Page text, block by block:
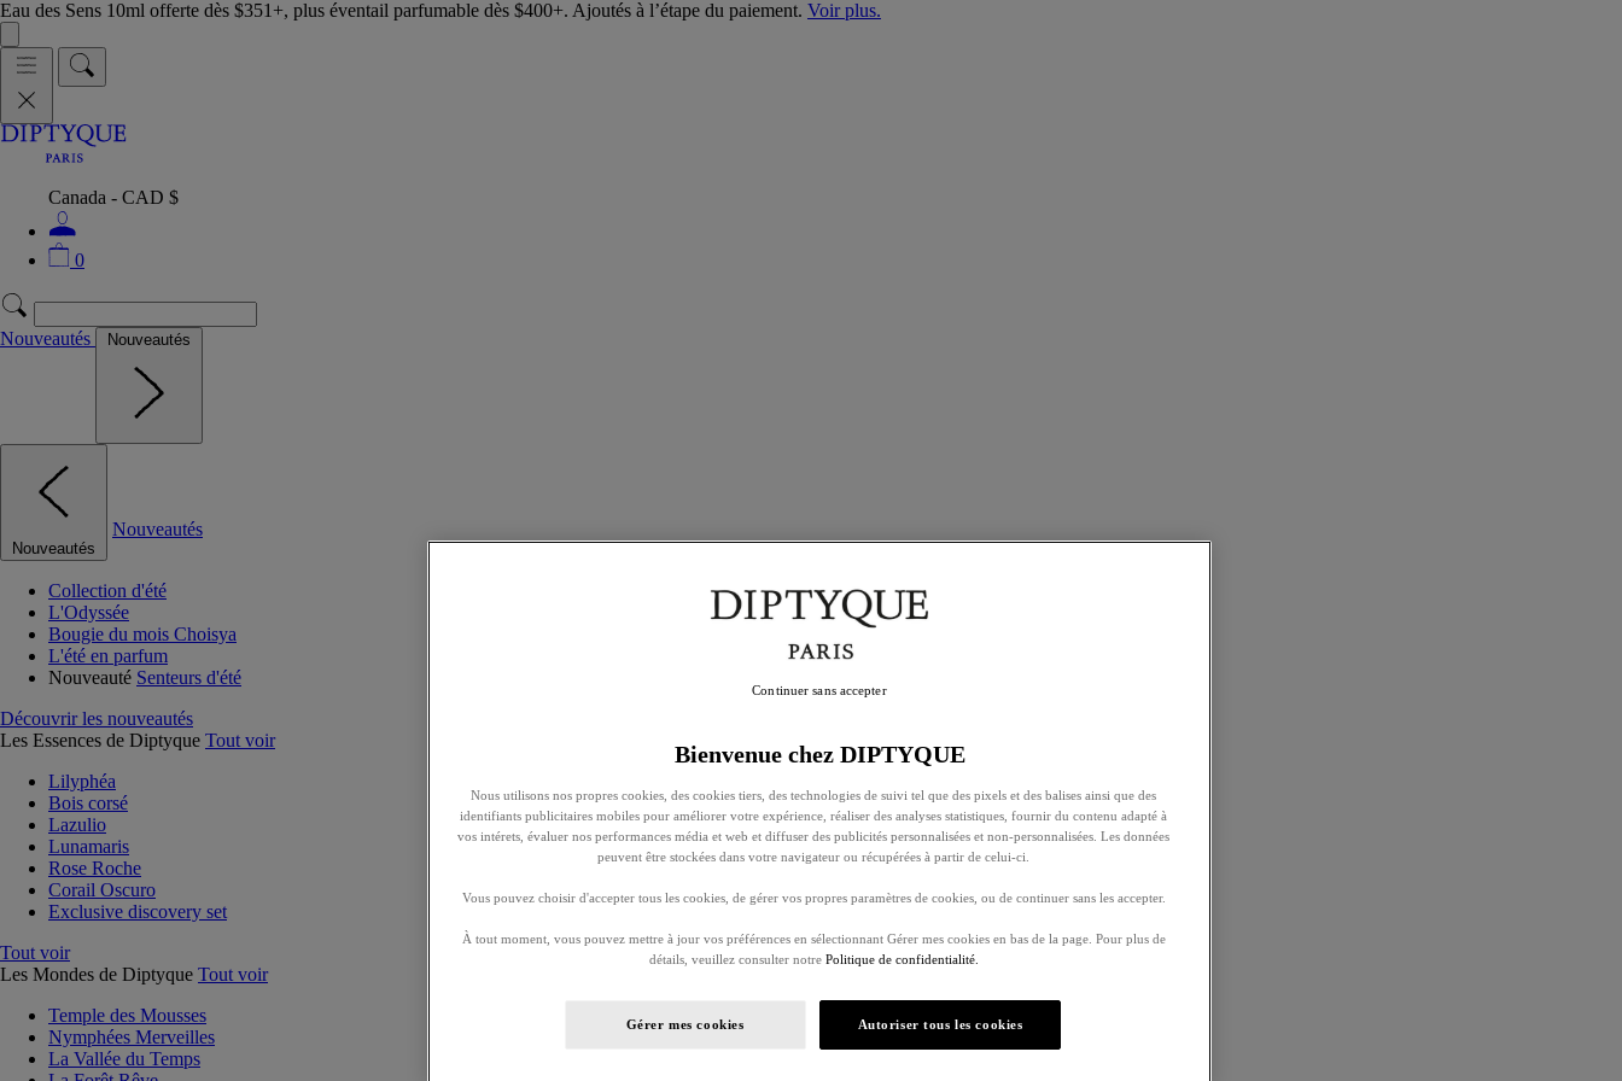
Eau des Sens 10ml offerte dès $351+, plus éventail parfumable dès $400+. Ajoutés à l’étape du paiement. Voir plus.
Canada - CAD $
0
Nouveautés Nouveautés
Nouveautés
Nouveautés
Collection d'été
L'Odyssée
Bougie du mois Choisya
L'été en parfum
Nouveauté Senteurs d'été
Découvrir les nouveautés
Les Essences de Diptyque Tout voir
Lilyphéa
Bois corsé
Lazulio
Lunamaris
Rose Roche
Corail Oscuro
Exclusive discovery set
Tout voir
Les Mondes de Diptyque Tout voir
Temple des Mousses
Nymphées Merveilles
La Vallée du Temps
Bienvenue chez DIPTYQUE
Nous utilisons nos propres cookies, des cookies tiers, des technologies de suivi tel que des pixels et des balises ainsi que des
identifiants publicitaires mobiles pour améliorer votre expérience, réaliser des analyses statistiques, fournir du contenu adapté à
vos intérets, évaluer nos performances média et web et diffuser des publicités personnalisées et non-personnalisées. Les données
peuvent être stockées dans votre navigateur ou récupérées à partir de celui-ci.
Vous pouvez choisir d'accepter tous les cookies, de gérer vos propres paramètres de cookies, ou de continuer sans les accepter.
À tout moment, vous pouvez mettre à jour vos préférences en sélectionnant Gérer mes cookies en bas de la page. Pour plus de
détails, veuillez consulter notre Politique de confidentialité.
Gérer mes cookies Autoriser tous les cookies
Continuer sans accepter